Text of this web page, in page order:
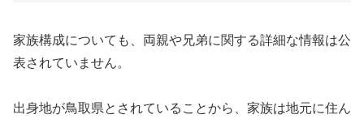
家族構成についても、両親や兄弟に関する詳細な情報は公
表されていません。
出身地が鳥取県とされていることから、家族は地元に住ん